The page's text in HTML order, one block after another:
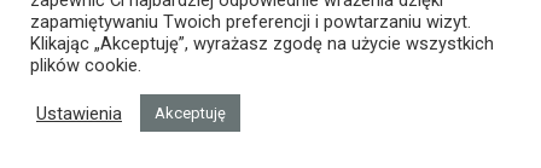
zapamiętywaniu Twoich preferencji i powtarzaniu wizyt.
Klikając „Akceptuję”, wyrażasz zgodę na użycie wszystkich
plików cookie.
Ustawienia Akceptuję